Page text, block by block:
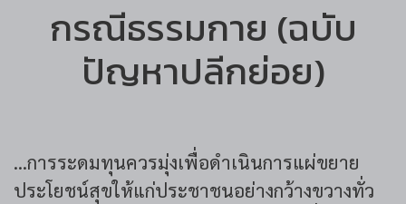
กรณีธรรมกาย (ฉบับ
ปัญหาปลีกย่อย)
...การระดมทุนควรมุ่งเพื่อดำเนินการแผ่ขยาย
ประโยชน์สุขให้แก่ประชาชนอย่างกว้างขวางทั่ว